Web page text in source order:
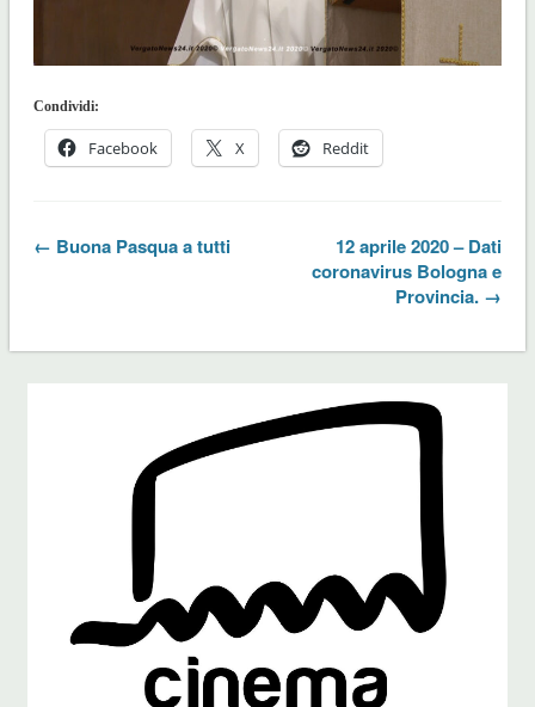
Condividi:
Facebook X Reddit
← Buona Pasqua a tutti
12 aprile 2020 – Dati
coronavirus Bologna e
Provincia. →